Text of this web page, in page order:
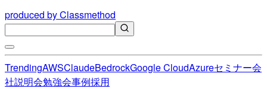
produced by Classmethod
TrendingAWSClaudeBedrockGoogle CloudAzureセミナー会
社説明会勉強会事例採用